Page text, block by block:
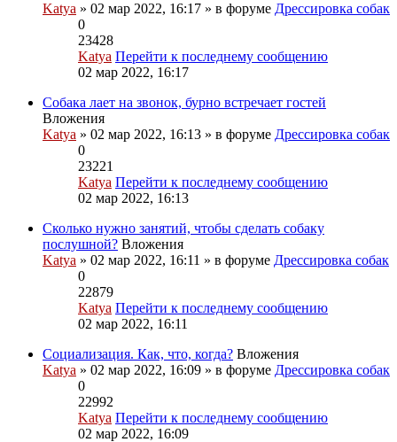
Katya » 02 мар 2022, 16:17 » в форуме Дрессировка собак
0
23428
Katya Перейти к последнему сообщению
02 мар 2022, 16:17
Собака лает на звонок, бурно встречает гостей
Вложения
Katya » 02 мар 2022, 16:13 » в форуме Дрессировка собак
0
23221
Katya Перейти к последнему сообщению
02 мар 2022, 16:13
Сколько нужно занятий, чтобы сделать собаку
послушной? Вложения
Katya » 02 мар 2022, 16:11 » в форуме Дрессировка собак
0
22879
Katya Перейти к последнему сообщению
02 мар 2022, 16:11
Социализация. Как, что, когда? Вложения
Katya » 02 мар 2022, 16:09 » в форуме Дрессировка собак
0
22992
Katya Перейти к последнему сообщению
02 мар 2022, 16:09